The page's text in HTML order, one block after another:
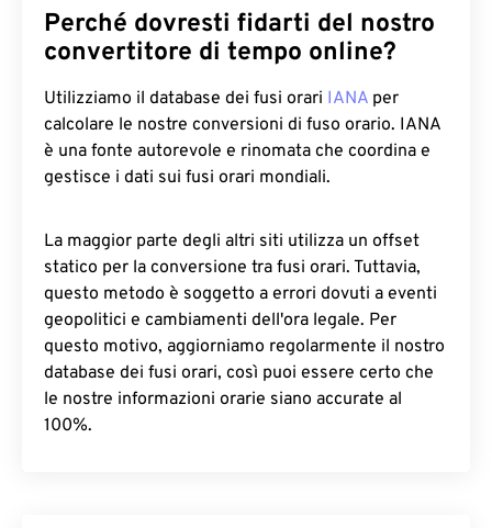
Perché dovresti fidarti del nostro
convertitore di tempo online?
Utilizziamo il database dei fusi orari IANA per
calcolare le nostre conversioni di fuso orario. IANA
è una fonte autorevole e rinomata che coordina e
gestisce i dati sui fusi orari mondiali.
La maggior parte degli altri siti utilizza un offset
statico per la conversione tra fusi orari. Tuttavia,
questo metodo è soggetto a errori dovuti a eventi
geopolitici e cambiamenti dell'ora legale. Per
questo motivo, aggiorniamo regolarmente il nostro
database dei fusi orari, così puoi essere certo che
le nostre informazioni orarie siano accurate al
100%.